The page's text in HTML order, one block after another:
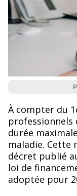
À compter du 1er septembre 2026, les
professionnels
durée
maladie. Cette
décret publié
loi de
adoptée pour